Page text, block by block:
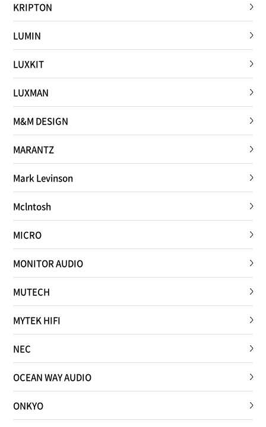
KRIPTON
LUMIN
LUXKIT
LUXMAN
M&M DESIGN
MARANTZ
Mark Levinson
Mclntosh
MICRO
MONITOR AUDIO
MUTECH
MYTEK HIFI
NEC
OCEAN WAY AUDIO
ONKYO